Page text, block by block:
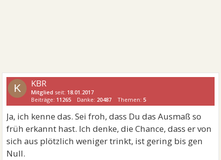
K KBR
Mitglied seit: 18.01.2017
Beiträge: 11265 Danke: 20487 Themen:5
Ja, ich kenne das. Sei froh, dass Du das Ausmaß so
früh erkannt hast. Ich denke, die Chance, dass er von
sich aus plötzlich weniger trinkt, ist gering bis gen
Null.